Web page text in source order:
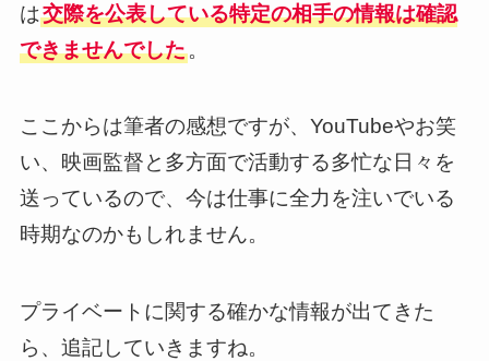
は交際を公表している特定の相手の情報は確認
できませんでした。
ここからは筆者の感想ですが、YouTubeやお笑
い、映画監督と多方面で活動する多忙な日々を
送っているので、今は仕事に全力を注いでいる
時期なのかもしれません。
プライベートに関する確かな情報が出てきた
ら、追記していきますね。